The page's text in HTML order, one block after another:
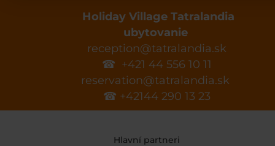
Holiday Village Tatralandia
ubytovanie
reception@tatralandia.sk
☎ +421 44 556 10 11
reservation@tatralandia.sk
☎ +42144 290 13 23
Hlavní partneri